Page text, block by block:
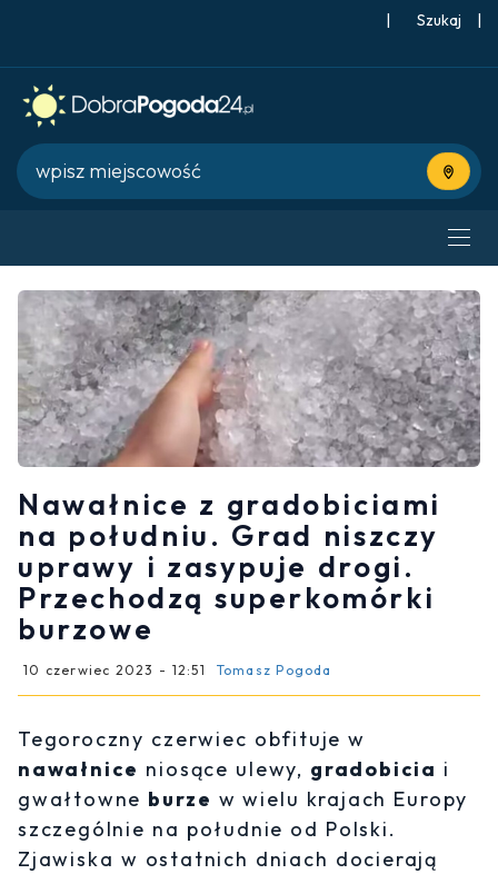
| |
Użyj
Nawałnice z gradobiciami
na południu. Grad niszczy
uprawy i zasypuje drogi.
Przechodzą superkomórki
burzowe
10 czerwiec 2023 - 12:51 Tomasz Pogoda
Tegoroczny czerwiec obfituje w
nawałnice niosące ulewy, gradobicia i
gwałtowne burze w wielu krajach Europy
szczególnie na południe od Polski.
Zjawiska w ostatnich dniach docierają